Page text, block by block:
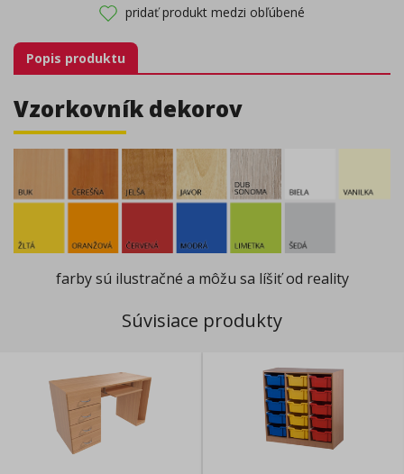
pridať produkt medzi obľúbené
Popis produktu
Vzorkovník dekorov
farby sú ilustračné a môžu sa líšiť od reality
Súvisiace produkty